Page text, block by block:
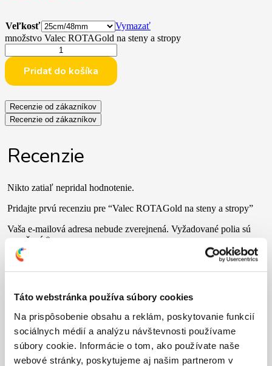
Táto webstránka používa súbory cookies
Na prispôsobenie obsahu a reklám, poskytovanie funkcií
sociálnych médií a analýzu návštevnosti používame
súbory cookie. Informácie o tom, ako používate naše
webové stránky, poskytujeme aj našim partnerom v
Veľkosť
Vymazať
množstvo Valec ROTAGold na steny a stropy
Pridať do košíka
Recenzie od zákazníkov
Recenzie od zákazníkov
Recenzie
Nikto zatiaľ nepridal hodnotenie.
Pridajte prvú recenziu pre “Valec ROTAGold na steny a stropy”
Vaša e-mailová adresa nebude zverejnená. Vyžadované polia sú
označené*
Vaše hodnotenie